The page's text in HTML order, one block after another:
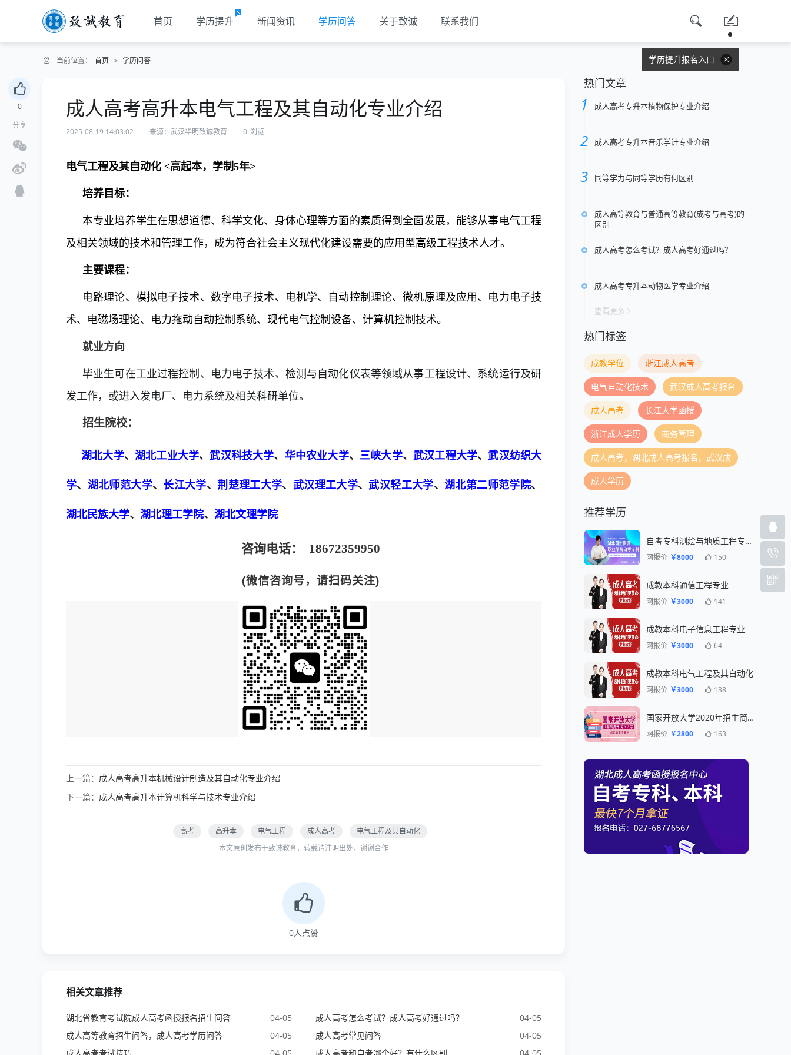
首页 学历提升 新闻资讯 学历问答 关于致诚 联系我们
学历提升报名入口
当前位置： 首页 > 学历问答
0
分享
成人高考高升本电气工程及其自动化专业介绍
2025-08-19 14:03:02 来源：武汉华明致诚教育 0 浏览
电气工程及其自动化 <高起本，学制5年>
培养目标：
本专业培养学生在思想道德、科学文化、身体心理等方面的素质得到全面发展，能够从事电气工程
及相关领域的技术和管理工作，成为符合社会主义现代化建设需要的应用型高级工程技术人才。
主要课程：
电路理论、模拟电子技术、数字电子技术、电机学、自动控制理论、微机原理及应用、电力电子技
术、电磁场理论、电力拖动自动控制系统、现代电气控制设备、计算机控制技术。
就业方向
毕业生可在工业过程控制、电力电子技术、检测与自动化仪表等领域从事工程设计、系统运行及研
发工作，或进入发电厂、电力系统及相关科研单位。
招生院校：
湖北大学、 湖北工业大学、武汉科技大学、 华中农业大学、 三峡大学、武汉工程大学、武汉纺织大
学、 湖北师范大学、 长江大学、荆楚理工大学、 武汉理工大学、武汉轻工大学、湖北第二师范学院、
湖北民族大学、 湖北理工学院、 湖北文理学院
咨询电话： 18672359950
(微信咨询号，请扫码关注)
上一篇： 成人高考高升本机械设计制造及其自动化专业介绍
下一篇： 成人高考高升本计算机科学与技术专业介绍
高考 高升本 电气工程 成人高考
电气工程及其自动化
本文原创发布于致诚教育，转载请注明出处，谢谢合作
0人点赞
相关文章推荐
04-05
湖北省教育考试院成人高考函授报名招生问答 04-05
成人高考怎么考试？成人高考好通过吗？
04-05
成人高等教育招生问答，成人高考学历问答 04-05
​成人高考常见问答
04-05
成人高考考试技巧 04-05
成人高考和自考哪个好？有什么区别
热门文章
成人高考专升本植物保护专业介绍
成人高考专升本音乐学计专业介绍
同等学力与同等学历有何区别
成人高等教育与普通高等教育(成考与高考)的
区别
成人高考怎么考试？成人高考好通过吗？
成人高考专升本动物医学专业介绍
查看更多
热门标签
成教学位 浙江成人高考
电气自动化技术 武汉成人高考报名
成人高考 长江大学函授
浙江成人学历 商务管理
成人高考，湖北成人高考报名，武汉成
成人学历
推荐学历
自考专科测绘与地质工程专业一年毕业
网报价 ￥8000 150
成教本科通信工程专业
网报价 ￥3000 141
成教本科电子信息工程专业
网报价 ￥3000 64
成教本科电气工程及其自动化
网报价 ￥3000 138
国家开放大学2020年招生简章
网报价 ￥2800 163